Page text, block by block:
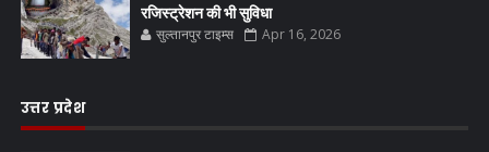
रजिस्ट्रेशन की भी सुविधा
सुल्तानपुर टाइम्स Apr 16, 2026
उत्तर प्रदेश